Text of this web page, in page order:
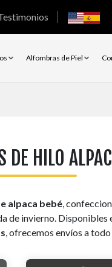
Alfombras de Piel
DE HILO
alpaca bebé,
invierno. Disponibles
, ofrecemos envíos a